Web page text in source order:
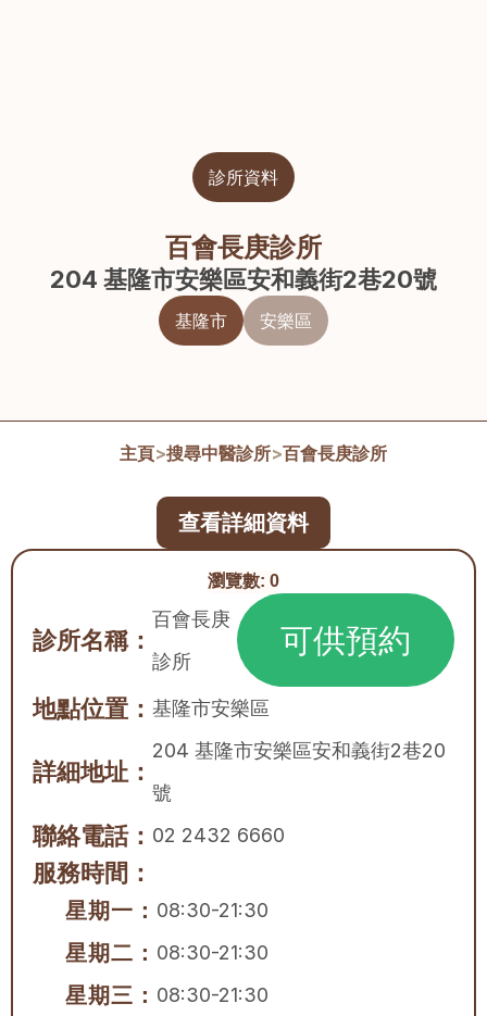
診所資料
百會長庚診所
204 基隆市安樂區安和義街2巷20號
基隆市 安樂區
主頁>搜尋中醫診所>百會長庚診所
瀏覽數: 0
診所名稱：
百會長庚
診所
可供預約
地點位置： 基隆市安樂區
詳細地址：
204 基隆市安樂區安和義街2巷20
號
聯絡電話： 02 2432 6660
服務時間：
星期一： 08:30-21:30
星期二： 08:30-21:30
星期三： 08:30-21:30
查看詳細資料